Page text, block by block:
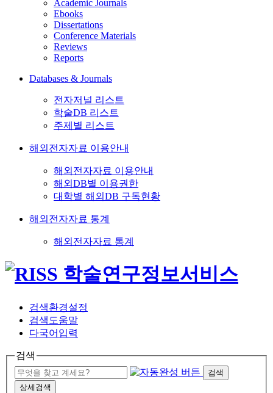
Academic Journals
Ebooks
Dissertations
Conference Materials
Reviews
Reports
Databases & Journals
전자저널 리스트
학술DB 리스트
주제별 리스트
해외전자자료 이용안내
해외전자자료 이용안내
해외DB별 이용권한
대학별 해외DB 구독현황
해외전자자료 통계
해외전자자료 통계
검색환경설정
검색도움말
다국어입력
검색
검색
상세검색